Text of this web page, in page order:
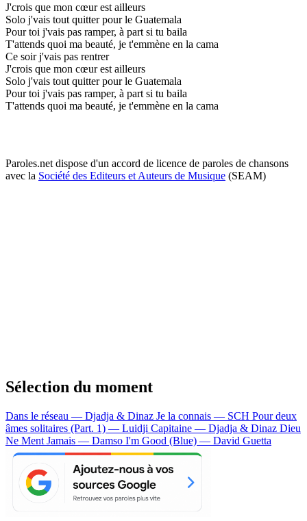
J'crois que mon cœur est ailleurs
Solo j'vais tout quitter pour le Guatemala
Pour toi j'vais pas ramper, à part si tu baila
T'attends quoi ma beauté, je t'emmène en la cama
Ce soir j'vais pas rentrer
J'crois que mon cœur est ailleurs
Solo j'vais tout quitter pour le Guatemala
Pour toi j'vais pas ramper, à part si tu baila
T'attends quoi ma beauté, je t'emmène en la cama
Paroles.net dispose d'un accord de licence de paroles de chansons
avec la Société des Editeurs et Auteurs de Musique (SEAM)
Sélection du moment
Dans le réseau — Djadja & Dinaz Je la connais — SCH Pour deux
âmes solitaires (Part. 1) — Luidji Capitaine — Djadja & Dinaz Dieu
Ne Ment Jamais — Damso I'm Good (Blue) — David Guetta